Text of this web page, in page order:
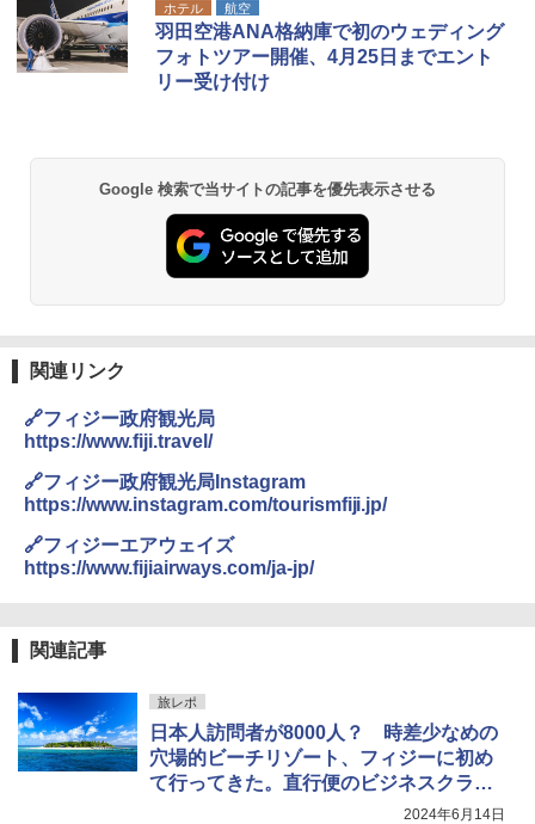
プテント 傘みたいに広げて畳める パッとサ
ッとサンシェード キューブ フルクローズ メ
ッシュ 簡単設置 ワンタッチテント キャンプ
&ハイキング カーキ PATC-150(KH)
PYKES PEAK (パイクスピーク) 着替えテン
ト プライバシー テント 【中が透けない】 1
人用 折りたたみ 防災グッズ 災害用トイレ ビ
ーチ ピクニック ポップアップテント 携帯 簡
易 トイレテント (ブラック)
テント ワンタッチ RENEW 幅200 2-3人用 43
500002(88859)
￥5,999
[キャンパーズコレクション 山善] 傘みたいに
広げるだけ パッとサッとテント ブラックコ
ーティング フルクローズ メッシュ 3-4人用
[キャンパーズコレクション 山善] 傘みたいに
広げるだけ パッとサッとテント キューブワ
イド ブラックコーティング フルクローズ メ
ッシュ 4人用 簡単設置 ポップアップテント P
026リニューアル 急速冷凍 空間倍増 衛生的
コンパクト 保冷力長持ち
￥2,980
BUNDOK(バンドック)ソロ ドーム 1 EX BDK
レーム ドーム型 テント
￥14,800
熊撃退スプレー 熊よけスプレー 熊スプレー
関の購入実績 登山・キャンプ・アウトドア・
防災用品 長期保存可能 緊急時用 日本国内発
送
￥3,680
DEWEL パラソル 大型 ビーチ アウトドアパ
ラソル ガーデン サイトシート付 折りたたみ
着替えテント トイレテント 透けない【換気
通気窓付き】収納袋付き UVカット 防水 防災
コンパクト iimono117 (ブルー)
ホテル 航空
羽田空港ANA格納庫で初のウェディング
フォトツアー開催、4月25日までエント
リー受け付け
Google 検索で当サイトの記事を優先表示させる
関連リンク
🔗フィジー政府観光局
https://www.fiji.travel/
🔗フィジー政府観光局Instagram
https://www.instagram.com/tourismfiji.jp/
🔗フィジーエアウェイズ
https://www.fijiairways.com/ja-jp/
関連記事
旅レポ
日本人訪問者が8000人？ 時差少なめの
穴場的ビーチリゾート、フィジーに初め
て行ってきた。直行便のビジネスクラス
2024年6月14日